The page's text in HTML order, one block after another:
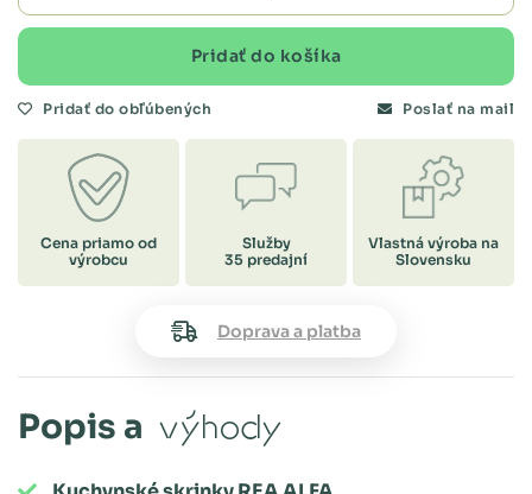
Pridať do košíka
Pridať do obľúbených Poslať na mail
Cena priamo od
výrobcu
Služby
35 predajní
Vlastná výroba na
Slovensku
Doprava a platba
Popis a výhody